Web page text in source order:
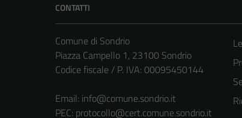
CONTATTI
Comune di Sondrio
Piazza Campello 1, 23100 Sondrio
Codice fiscale / P. IVA: 00095450144
Email: info@comune.sondrio.it
PEC: protocollo@cert.comune.sondrio.it